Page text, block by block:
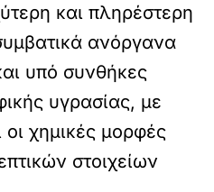
και πληρέστερη
ανόργανα
υπό συνθήκες
υγρασίας, με
χημικές μορφές
στοιχείων